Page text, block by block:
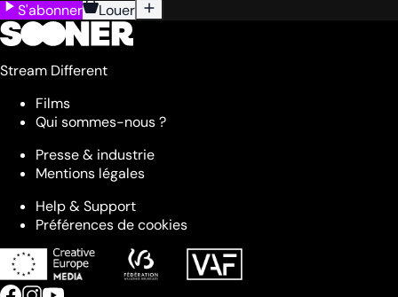
S'abonner
Louer
Stream Different
Films
Qui sommes-nous ?
Presse & industrie
Mentions légales
Help & Support
Préférences de cookies